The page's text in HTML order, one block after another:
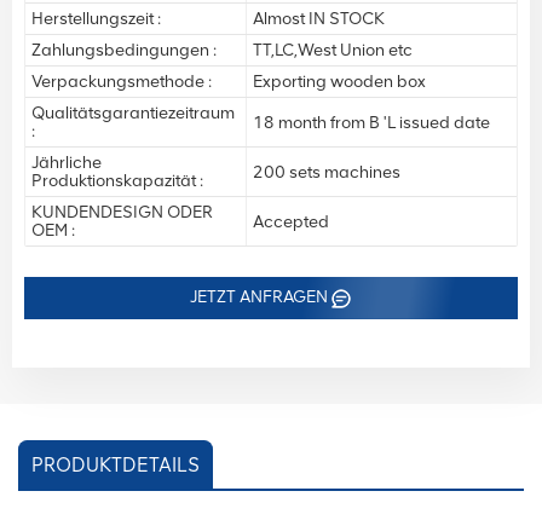
Herstellungszeit :
Almost IN STOCK
Zahlungsbedingungen :
TT,LC,West Union etc
Verpackungsmethode :
Exporting wooden box
Qualitätsgarantiezeitraum
:
18 month from B 'L issued date
Jährliche
Produktionskapazität :
200 sets machines
KUNDENDESIGN ODER
OEM :
Accepted
JETZT ANFRAGEN
PRODUKTDETAILS